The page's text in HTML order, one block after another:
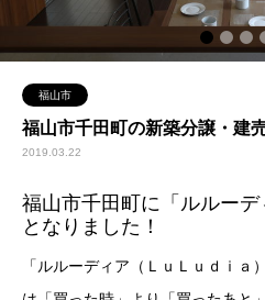
福山市
福山市千田町の新築分譲・建
2019.03.22
福山市千田町に「ルルー
となりました！
「ルルーディア（ＬｕＬｕｄｉａ